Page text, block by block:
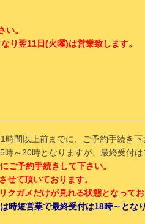
。
り翌11日(火曜)は営業致します。
間以上前までに、ご予約手続き下
～20時となりますが、最終受付は
ご予約手続きして下さい。
て頂いております。
クガメだけが見れる状態となって
短営業で最終受付は18時～とな